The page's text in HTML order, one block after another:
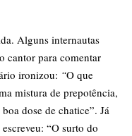
Alguns internautas
cantor para comentar
ironizou: “O que
mistura de prepotência,
dose de chatice”. Já
“O surto do